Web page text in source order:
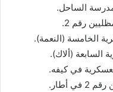
الساحل.
رقم 2.
الخامسة (النعمة).
السابعة (ألاك).
في كيفه.
أطار.